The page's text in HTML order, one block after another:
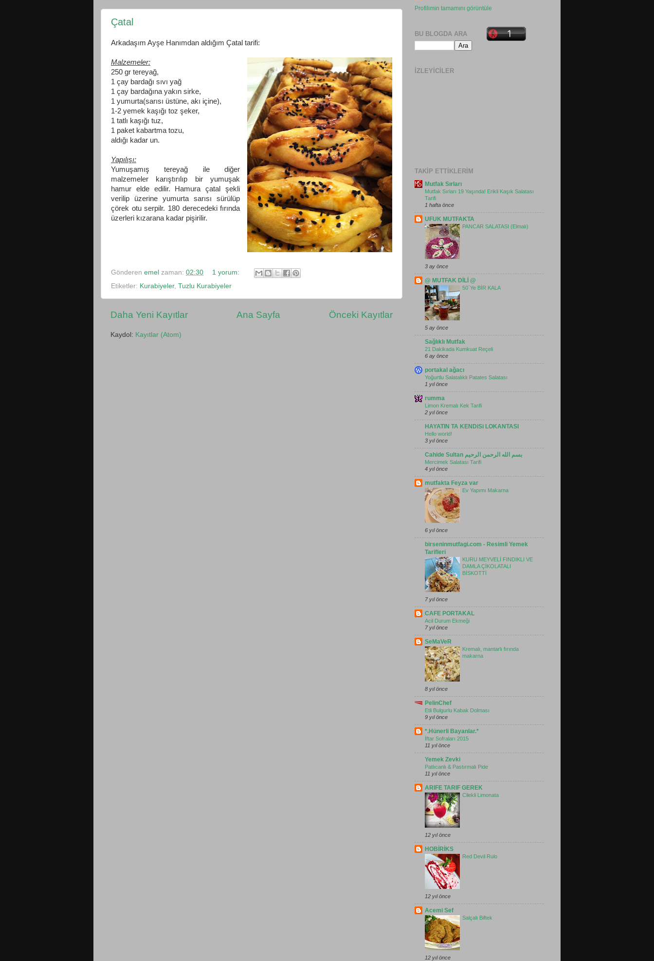
Çatal
Arkadaşım Ayşe Hanımdan aldığım Çatal tarifi:
Malzemeler:
250 gr tereyağ,
1 çay bardağı sıvı yağ
1 çay bardağına yakın sirke,
1 yumurta(sarısı üstüne, akı içine),
1-2 yemek kaşığı toz şeker,
1 tatlı kaşığı tuz,
1 paket kabartma tozu,
aldığı kadar un.
Yapılışı:
Yumuşamış tereyağ ile diğer
malzemeler karıştırılıp bir yumuşak
hamur elde edilir. Hamura çatal şekli
verilip üzerine yumurta sarısı sürülüp
çörek otu serpilr. 180 derecedeki fırında
üzerleri kızarana kadar pişirilir.
Gönderen emel zaman: 02:30
1 yorum:
Etiketler: Kurabiyeler, Tuzlu Kurabiyeler
Daha Yeni Kayıtlar Önceki Kayıtlar
Ana Sayfa
Kaydol: Kayıtlar (Atom)
Profilimin tamamını görüntüle
BU BLOGDA ARA
İZLEYICILER
TAKIP ETTIKLERIM
Mutfak Sırları
Mutfak Sırları 19 Yaşında! Erikli Kaşık Salatası
Tarifi
1 hafta önce
UFUK MUTFAKTA
PANCAR SALATASI (Elmalı)
3 ay önce
@ MUTFAK DİLİ @
50`Ye BİR KALA
5 ay önce
Sağlıklı Mutfak
21 Dakikada Kumkuat Reçeli
6 ay önce
portakal ağacı
Yoğurtlu Salatalıklı Patates Salatası
1 yıl önce
rumma
Limon Kremalı Kek Tarifi
2 yıl önce
HAYATIN TA KENDiSi LOKANTASI
Hello world!
3 yıl önce
Cahide Sultan بسم الله الرحمن الرحيم
Mercimek Salatası Tarifi
4 yıl önce
mutfakta Feyza var
Ev Yapımı Makarna
6 yıl önce
birseninmutfagi.com - Resimli Yemek
Tarifleri
KURU MEYVELİ FINDIKLI VE
DAMLA ÇİKOLATALI
BİSKOTTİ
7 yıl önce
CAFE PORTAKAL
Acil Durum Ekmeği
7 yıl önce
SeMaVeR
Kremalı, mantarlı fırında
makarna
8 yıl önce
PelinChef
Etli Bulgurlu Kabak Dolması
9 yıl önce
*.Hünerli Bayanlar.*
İftar Sofraları 2015
11 yıl önce
Yemek Zevki
Patlıcanlı & Pastırmalı Pide
11 yıl önce
ARIFE TARIF GEREK
Cilekli Limonata
12 yıl önce
HOBİRİKS
Red Devil Rulo
12 yıl önce
Acemi Sef
Salçalı Biftek
12 yıl önce